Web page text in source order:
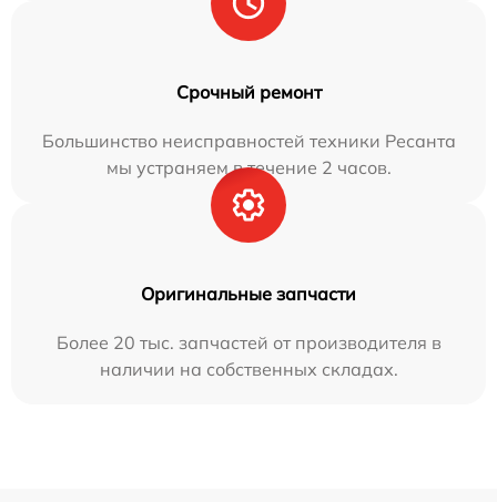
Срочный ремонт
Большинство неисправностей техники Ресанта
мы устраняем в течение 2 часов.
Оригинальные запчасти
Более 20 тыс. запчастей от производителя в
наличии на собственных складах.